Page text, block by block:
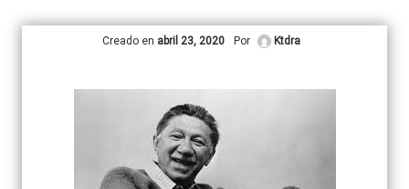
Creado en abril 23, 2020 Por Ktdra